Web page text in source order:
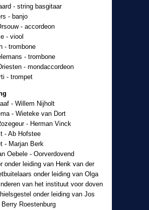
- string basgitaar
- banjo
- accordeon
- viool
- trombone
- trombone
- mondaccordeon
- trompet
- Willem Nijholt
- Wieteke van Dort
- Herman Vinck
- Ab Hofstee
- Marjan Berk
Oebele - Oorverdovend
onder leiding van Henk van der
onder leiding van Olga
van het instituut voor doven
onder leiding van Jos
Roestenburg